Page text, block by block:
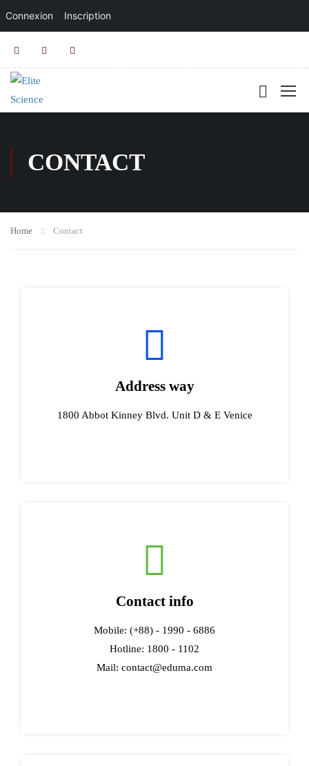
Connexion Inscription
CONTACT
Home Contact
Address way
1800 Abbot Kinney Blvd. Unit D & E Venice
Contact info
Mobile: (+88) - 1990 - 6886
Hotline: 1800 - 1102
Mail: contact@eduma.com